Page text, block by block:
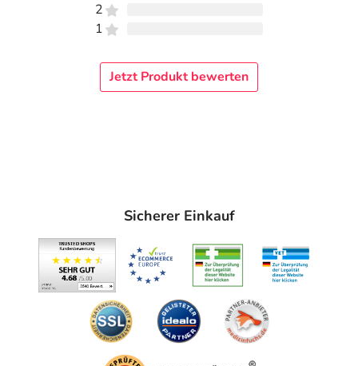
2
1
Jetzt Produkt bewerten
Sicherer Einkauf